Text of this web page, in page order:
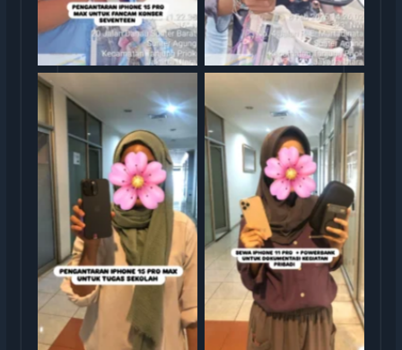
Serag Terima Sewa iPhone
15 Pro Max TransGO
Serah Terima Sewa iPhone
11 Pro TransGO